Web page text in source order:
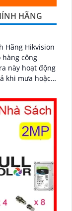
HÃNG
Hãng Hikvision
hàng công
khi mưa hoặc